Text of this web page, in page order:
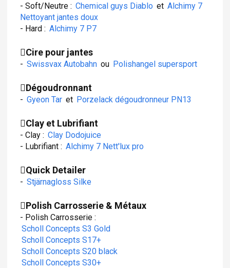
- Soft/Neutre : Chemical guys Diablo et Alchimy 7
Nettoyant jantes doux
- Hard : Alchimy 7 P7
Cire pour jantes
- Swissvax Autobahn ou Polishangel supersport
Dégoudronnant
- Gyeon Tar et Porzelack dégoudronneur PN13
Clay et Lubrifiant
- Clay : Clay Dodojuice
- Lubrifiant : Alchimy 7 Nett'lux pro
Quick Detailer
- Stjärnagloss Silke
Polish Carrosserie & Métaux
- Polish Carrosserie :
Scholl Concepts S3 Gold
Scholl Concepts S17+
Scholl Concepts S20 black
Scholl Concepts S30+